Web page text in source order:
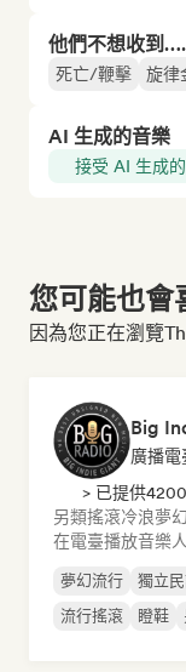
他們不想收到
死亡/鞭擊 旋律
AI 生成的音樂
接受 AI 生成
您可能也會
因為您正在瀏覽
Big
廣播電
> 已提供
另類搖滾冷浪夢
在電臺播放音樂
夢幻流行 獨立
流行搖滾
瞪鞋